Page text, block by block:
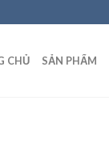
CHỦ SẢN PHẨM